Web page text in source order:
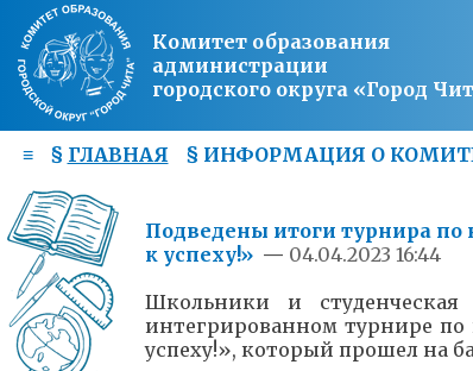
Комитет образования
администрации
городского округа «Город
≡ § ГЛАВНАЯ § ИНФОРМАЦИЯ О
Подведены итоги турнира
к успеху!» — 04.04.2023 16:44
Школьники и
интегрированном турнире
успеху!», который прошел на